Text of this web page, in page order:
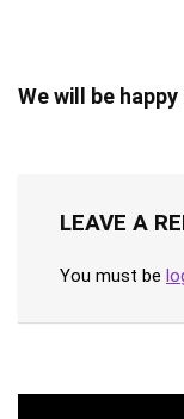
We will be
LEAVE A
You must be